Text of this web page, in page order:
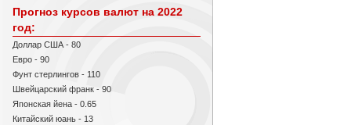
Прогноз курсов валют на 2022
год:
Доллар США - 80
Евро - 90
Фунт стерлингов - 110
Швейцарский франк - 90
Японская йена - 0.65
Китайский юань - 13